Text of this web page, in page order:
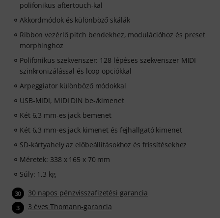
polifonikus aftertouch-kal
Akkordmódok és különböző skálák
Ribbon vezérlő pitch bendekhez, modulációhoz és preset
morphinghoz
Polifonikus szekvenszer: 128 lépéses szekvenszer MIDI
szinkronizálással és loop opciókkal
Arpeggiator különböző módokkal
USB-MIDI, MIDI DIN be-/kimenet
Két 6,3 mm-es jack bemenet
Két 6,3 mm-es jack kimenet és fejhallgató kimenet
SD-kártyahely az előbeállításokhoz és frissítésekhez
Méretek: 338 x 165 x 70 mm
Súly: 1,3 kg
30 30 napos pénzvisszafizetési garancia
3 3 éves Thomann-garancia